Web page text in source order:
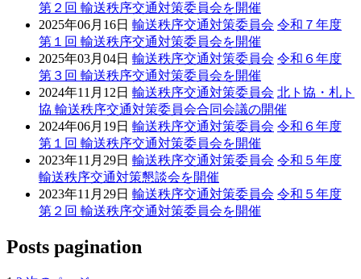
第２回 輸送秩序交通対策委員会を開催
2025年06月16日 輸送秩序交通対策委員会 令和７年度
第１回 輸送秩序交通対策委員会を開催
2025年03月04日 輸送秩序交通対策委員会 令和６年度
第３回 輸送秩序交通対策委員会を開催
2024年11月12日 輸送秩序交通対策委員会 北ト協・札ト
協 輸送秩序交通対策委員会合同会議の開催
2024年06月19日 輸送秩序交通対策委員会 令和６年度
第１回 輸送秩序交通対策委員会を開催
2023年11月29日 輸送秩序交通対策委員会 令和５年度
輸送秩序交通対策懇談会を開催
2023年11月29日 輸送秩序交通対策委員会 令和５年度
第２回 輸送秩序交通対策委員会を開催
Posts pagination